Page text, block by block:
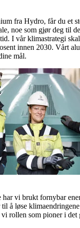
fra Hydro, får du et
noe som gjør deg til
I vår klimastrategi
innen 2030. Vårt
mål.
har vi brukt fornybar
å løse
rollen som pioner i det